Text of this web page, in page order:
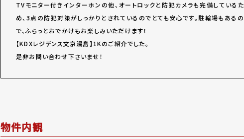
TVモニター付きインターホンの他、オートロックと防犯カメラも完備しているた
め、3点の防犯対策がしっかりとされているのでとても安心です。駐輪場もあるの
で、ふらっとおでかけもお楽しみいただけます！
【KDXレジデンス文京湯島】1Kのご紹介でした。
是非お問い合わせ下さいませ！
物件内観